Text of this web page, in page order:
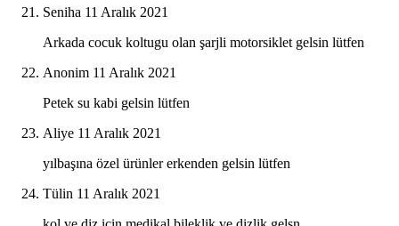
Seniha 11 Aralık 2021
Arkada cocuk koltugu olan şarjli motorsiklet gelsin lütfen
Anonim 11 Aralık 2021
Petek su kabi gelsin lütfen
Aliye 11 Aralık 2021
yılbaşına özel ürünler erkenden gelsin lütfen
Tülin 11 Aralık 2021